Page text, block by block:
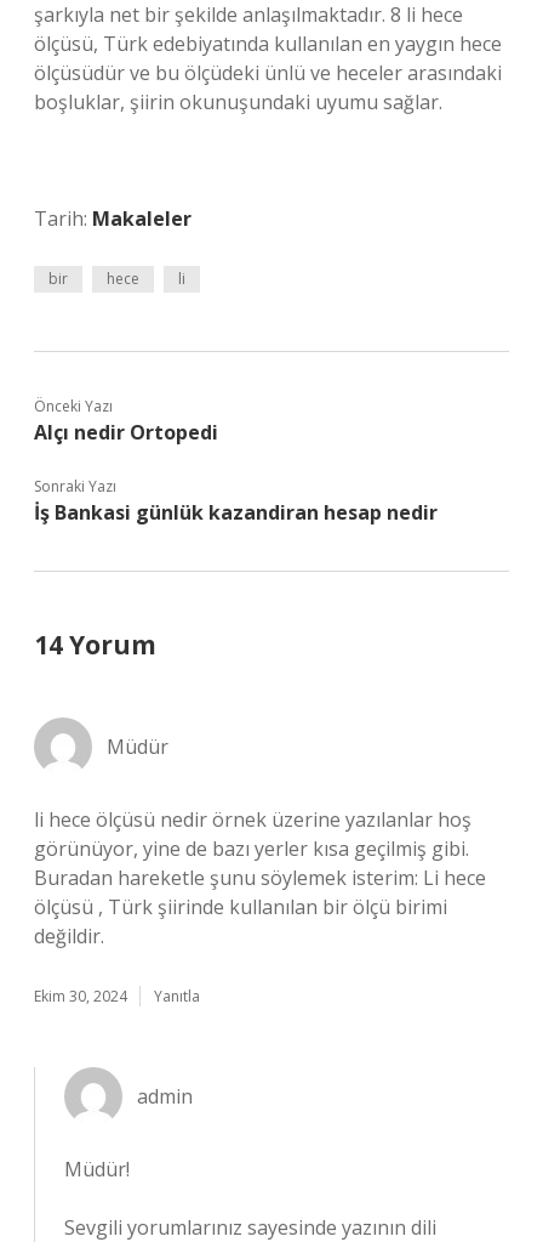
şarkıyla net bir şekilde anlaşılmaktadır. 8 li hece
ölçüsü, Türk edebiyatında kullanılan en yaygın hece
ölçüsüdür ve bu ölçüdeki ünlü ve heceler arasındaki
boşluklar, şiirin okunuşundaki uyumu sağlar.
Tarih: Makaleler
bir hece li
Önceki Yazı
Alçı nedir Ortopedi
Sonraki Yazı
İş Bankasi günlük kazandiran hesap nedir
14 Yorum
Müdür
li hece ölçüsü nedir örnek üzerine yazılanlar hoş
görünüyor, yine de bazı yerler kısa geçilmiş gibi.
Buradan hareketle şunu söylemek isterim: Li hece
ölçüsü , Türk şiirinde kullanılan bir ölçü birimi
değildir.
Ekim 30, 2024 Yanıtla
admin
Müdür!
Sevgili yorumlarınız sayesinde yazının dili